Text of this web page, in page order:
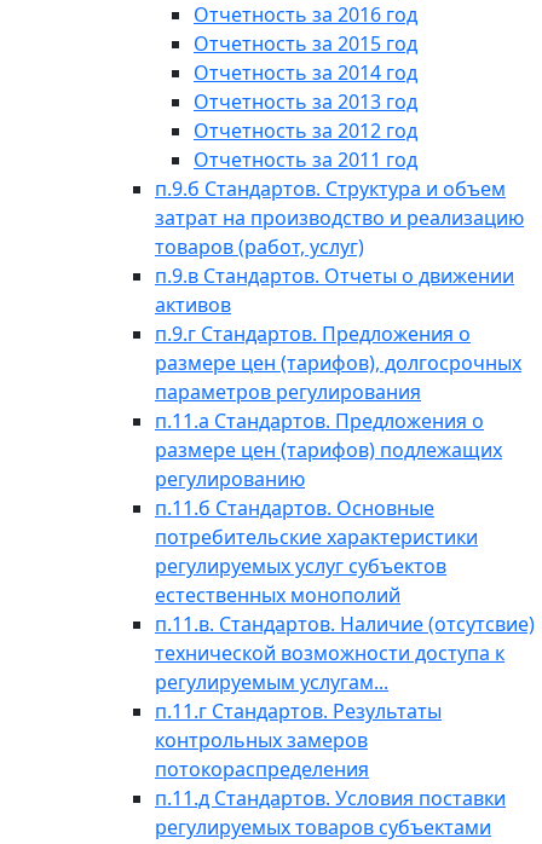
Отчетность за 2016 год
Отчетность за 2015 год
Отчетность за 2014 год
Отчетность за 2013 год
Отчетность за 2012 год
Отчетность за 2011 год
п.9.б Стандартов. Структура и объем
затрат на производство и реализацию
товаров (работ, услуг)
п.9.в Стандартов. Отчеты о движении
активов
п.9.г Стандартов. Предложения о
размере цен (тарифов), долгосрочных
параметров регулирования
п.11.а Стандартов. Предложения о
размере цен (тарифов) подлежащих
регулированию
п.11.б Стандартов. Основные
потребительские характеристики
регулируемых услуг субъектов
естественных монополий
п.11.в. Стандартов. Наличие (отсутсвие)
технической возможности доступа к
регулируемым услугам...
п.11.г Стандартов. Результаты
контрольных замеров
потокораспределения
п.11.д Стандартов. Условия поставки
регулируемых товаров субъектами